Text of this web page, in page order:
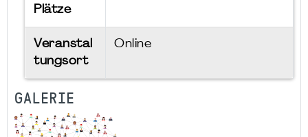
Plätze
Veranstal
tungsort
Online
GALERIE